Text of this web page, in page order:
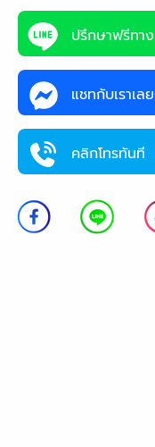
ปรึกษาฟรีทา
แชทกับเราเลย
คลิกโทรทันที